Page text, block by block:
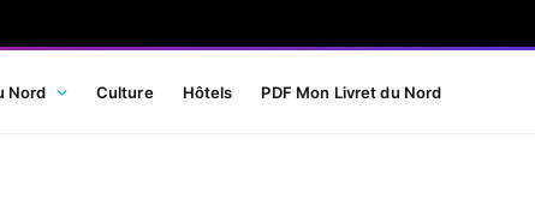
Nord Culture Hôtels PDF Mon Livret du Nord